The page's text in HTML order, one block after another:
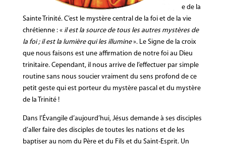
e de la
Sainte Trinité. C’est le mystère central de la foi et de la vie
chrétienne : « il est la source de tous les autres mystères de
la foi ; il est la lumière qui les illumine». Le Signe de la croix
que nous faisons est une affirmation de notre foi au Dieu
trinitaire. Cependant, il nous arrive de l’effectuer par simple
routine sans nous soucier vraiment du sens profond de ce
petit geste qui est porteur du mystère pascal et du mystère
de la Trinité !
Dans l’Évangile d’aujourd’hui, Jésus demande à ses disciples
d’aller faire des disciples de toutes les nations et de les
baptiser au nom du Père et du Fils et du Saint-Esprit. Un